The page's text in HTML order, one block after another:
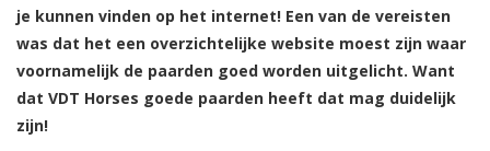
je kunnen vinden op het internet! Een van de vereisten
was dat het een overzichtelijke website moest zijn waar
voornamelijk de paarden goed worden uitgelicht. Want
dat VDT Horses goede paarden heeft dat mag duidelijk
zijn!